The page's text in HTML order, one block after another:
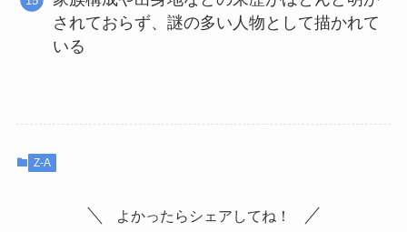
されておらず、謎の多い人物として描かれて
いる
Z-A
よかったらシェアしてね！